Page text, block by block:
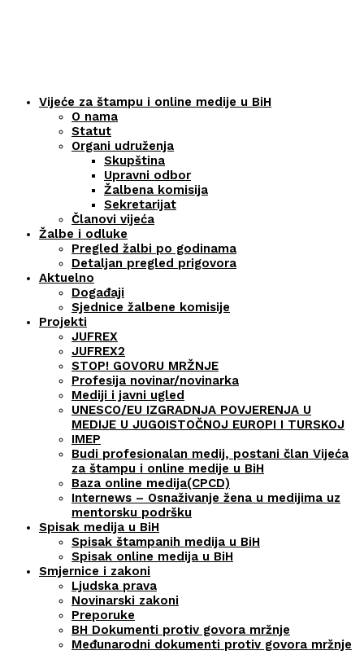
Vijeće za štampu i online medije u BiH
O nama
Statut
Organi udruženja
Skupština
Upravni odbor
Žalbena komisija
Sekretarijat
Članovi vijeća
Žalbe i odluke
Pregled žalbi po godinama
Detaljan pregled prigovora
Aktuelno
Događaji
Sjednice žalbene komisije
Projekti
JUFREX
JUFREX2
STOP! GOVORU MRŽNJE
Profesija novinar/novinarka
Mediji i javni ugled
UNESCO/EU IZGRADNJA POVJERENJA U
MEDIJE U JUGOISTOČNOJ EUROPI I TURSKOJ
IMEP
Budi profesionalan medij, postani član Vijeća
za štampu i online medije u BiH
Baza online medija(CPCD)
Internews – Osnaživanje žena u medijima uz
mentorsku podršku
Spisak medija u BiH
Spisak štampanih medija u BiH
Spisak online medija u BiH
Smjernice i zakoni
Ljudska prava
Novinarski zakoni
Preporuke
BH Dokumenti protiv govora mržnje
Međunarodni dokumenti protiv govora mržnje